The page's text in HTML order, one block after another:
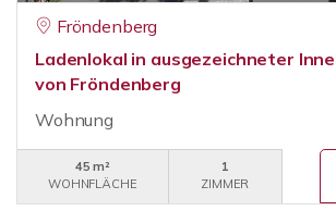
Fröndenberg
Ladenlokal in ausgezeichneter
von Fröndenberg
Wohnung
45 m²
WOHNFLÄCHE
1
ZIMMER